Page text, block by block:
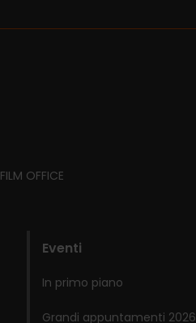
FILM OFFICE
Eventi
In primo piano
Grandi appuntamenti 2026